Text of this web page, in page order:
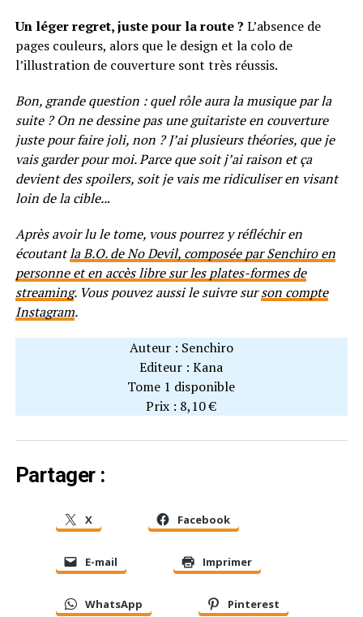
Un léger regret, juste pour la route ? L’absence de
pages couleurs, alors que le design et la colo de
l’illustration de couverture sont très réussis.
Bon, grande question : quel rôle aura la musique par la
suite ? On ne dessine pas une guitariste en couverture
juste pour faire joli, non ? J’ai plusieurs théories, que je
vais garder pour moi. Parce que soit j’ai raison et ça
devient des spoilers, soit je vais me ridiculiser en visant
loin de la cible...
Après avoir lu le tome, vous pourrez y réfléchir en
écoutantla B.O. de No Devil, composée par Senchiro en
personne et en accès libre sur les plates-formes de
streaming. Vous pouvez aussi le suivre surson compte
Instagram.
Auteur : Senchiro
Editeur : Kana
Tome 1 disponible
Prix : 8,10 €
Partager :
X Facebook
E-mail Imprimer
WhatsApp Pinterest